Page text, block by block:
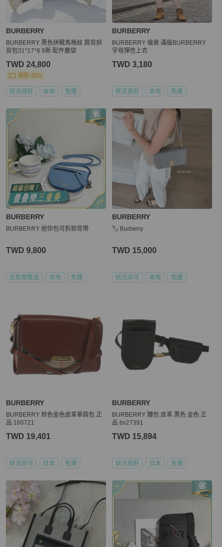
BURBERRY
BURBERRY 黑色拼戰馬格紋 肩背斜
背包31*17*8 9新 配件塵袋
TWD 24,800
現折 800
狀況良好 本地 免運
BURBERRY
BURBERRY 倫敦 滿版BURBERRY
字母彈性上衣
TWD 3,180
狀況良好 本地 免運
BURBERRY
BURBERRY 迷你包可拆卸背帶
TWD 9,800
近新閒置品 本地 免運
BURBERRY
🏷️ Burberry
TWD 15,000
狀況尚可 本地 免運
BURBERRY
BURBERRY 棕色金色皮革單肩包 正
品 160721
TWD 19,401
狀況尚可 日本 免運
BURBERRY
BURBERRY 腰包 皮革 黑色 金色 正
品 bs27391
TWD 15,894
狀況良好 日本 免運